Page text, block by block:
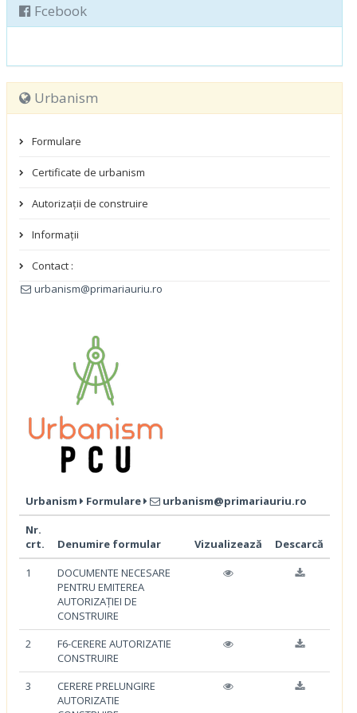
Fcebook
Urbanism
Formulare
Certificate de urbanism
Autorizații de construire
Informații
Contact :
urbanism@primariauriu.ro
Urbanism Formulare
urbanism@primariauriu.ro
Nr.
crt.
Denumire formular Vizualizează
Descarcă
1
DOCUMENTE NECESARE
PENTRU EMITEREA
AUTORIZAȚIEI DE
CONSTRUIRE
2
F6-CERERE AUTORIZATIE
CONSTRUIRE
3
CERERE PRELUNGIRE
AUTORIZATIE